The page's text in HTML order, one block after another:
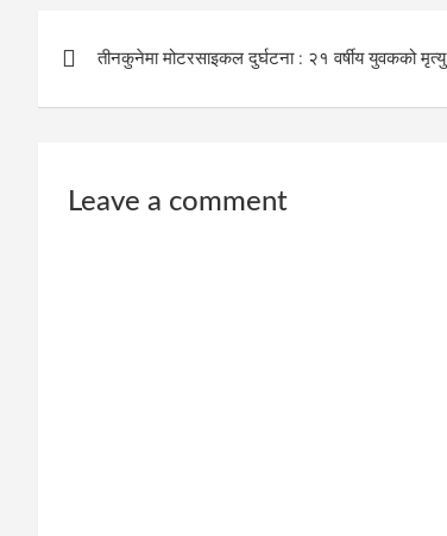
navigation
तीनकुनेमा मोटरसाइकल दुर्घटना : २१ वर्षीय युवकको मृत्यु
Leave a comment